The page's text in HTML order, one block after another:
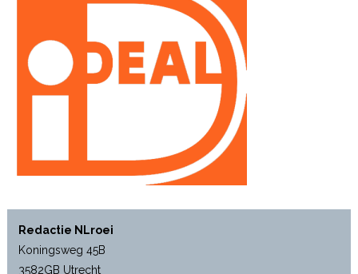
Redactie NLroei
Koningsweg 45B
3582GB Utrecht